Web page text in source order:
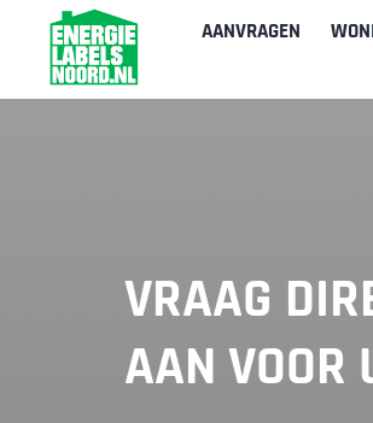
inhoud
AANVRAGEN
VRAAG
AAN VOOR